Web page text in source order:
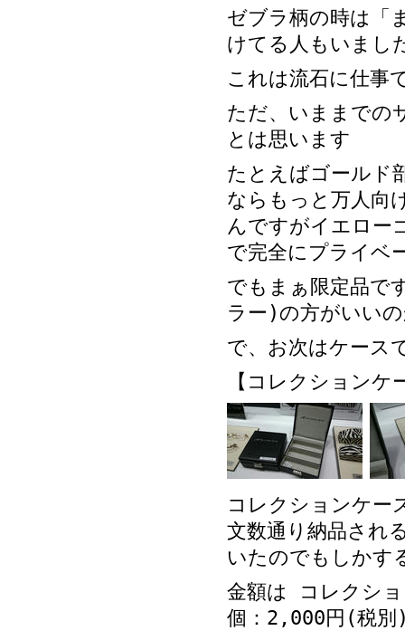
ゼブラ柄の時は「
けてる人もいまし
これは流石に仕事
ただ、いままでの
とは思います
たとえばゴールド
ならもっと万人向
んですがイエロー
で完全にプライベ
でもまぁ限定品で
ラー)の方がいい
で、お次はケース
【コレクション
コレクションケー
文数通り納品され
いたのでもしかす
金額は コレクシ
個：2,000円(税